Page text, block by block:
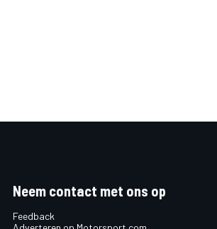
Neem contact met ons op
Feedback